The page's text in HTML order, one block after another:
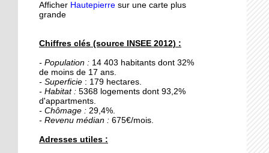
18 septembre 2015
Les percus comme vous
16 septembre 2015
De la Passerelle au
Ricochet
16 septembre 2015
Table et Culture
Afficher Hautepierre sur une carte plus
grande
Chiffres clés (source INSEE 2012) :
- Population : 14 403 habitants dont 32%
de moins de 17 ans.
- Superficie : 179 hectares.
- Habitat : 5368 logements dont 93,2%
d'appartments.
- Chômage : 29,4%.
- Revenu médian : 675€/mois.
Adresses utiles :